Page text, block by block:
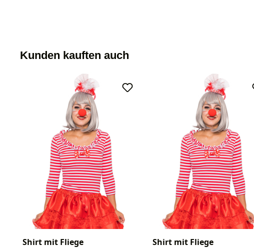
Kunden kauften auch
Shirt mit Fliege
Shirt mit Fliege